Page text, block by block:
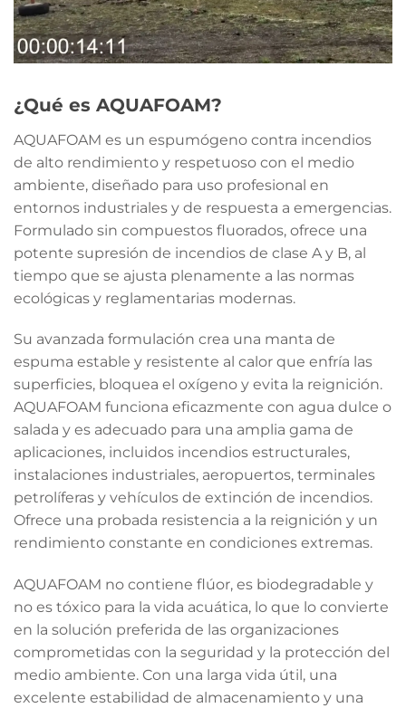
¿Qué es AQUAFOAM?
AQUAFOAM es un espumógeno contra incendios
de alto rendimiento y respetuoso con el medio
ambiente, diseñado para uso profesional en
entornos industriales y de respuesta a emergencias.
Formulado sin compuestos fluorados, ofrece una
potente supresión de incendios de clase A y B, al
tiempo que se ajusta plenamente a las normas
ecológicas y reglamentarias modernas.
Su avanzada formulación crea una manta de
espuma estable y resistente al calor que enfría las
superficies, bloquea el oxígeno y evita la reignición.
AQUAFOAM funciona eficazmente con agua dulce o
salada y es adecuado para una amplia gama de
aplicaciones, incluidos incendios estructurales,
instalaciones industriales, aeropuertos, terminales
petrolíferas y vehículos de extinción de incendios.
Ofrece una probada resistencia a la reignición y un
rendimiento constante en condiciones extremas.
AQUAFOAM no contiene flúor, es biodegradable y
no es tóxico para la vida acuática, lo que lo convierte
en la solución preferida de las organizaciones
comprometidas con la seguridad y la protección del
medio ambiente. Con una larga vida útil, una
excelente estabilidad de almacenamiento y una